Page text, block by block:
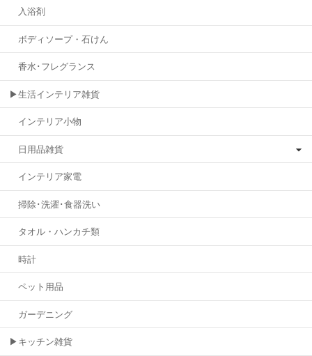
入浴剤
ボディソープ・石けん
香水･フレグランス
▶生活インテリア雑貨
インテリア小物
日用品雑貨
インテリア家電
掃除･洗濯･食器洗い
タオル・ハンカチ類
時計
ペット用品
ガーデニング
▶キッチン雑貨